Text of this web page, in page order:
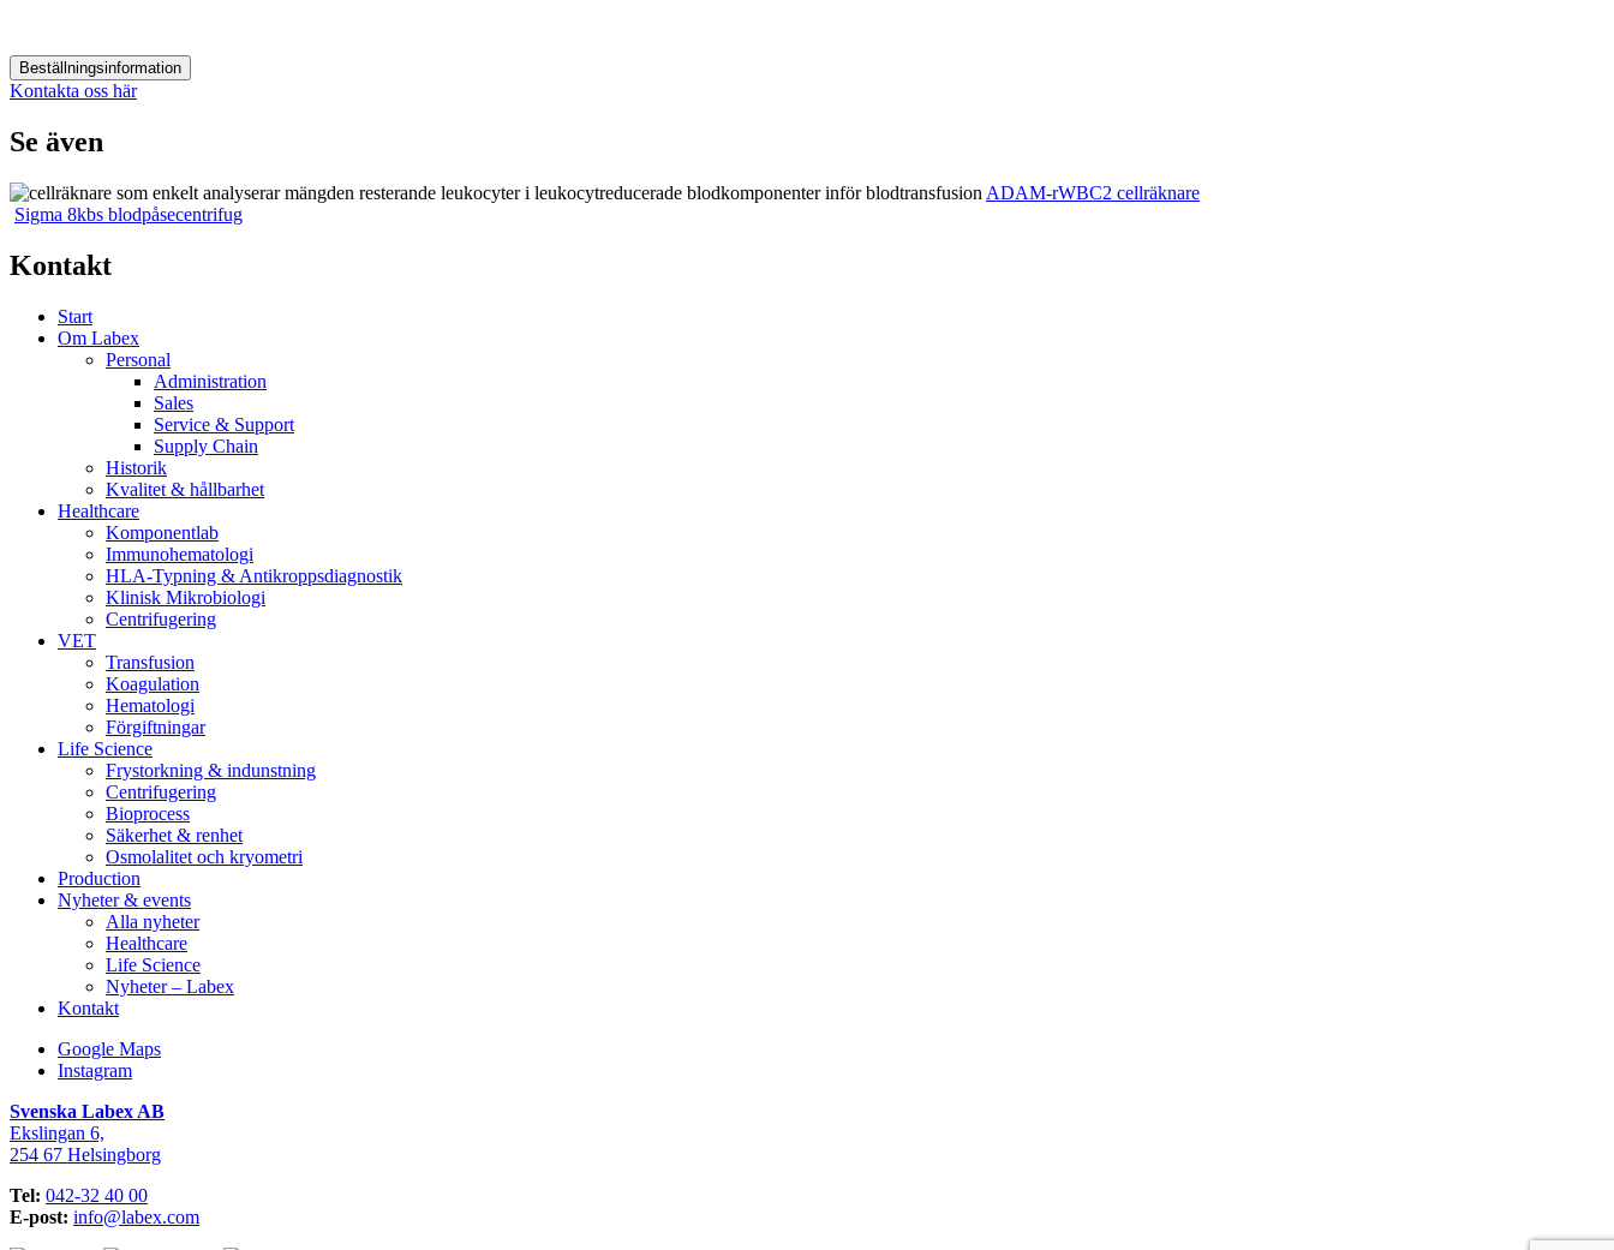
Beställningsinformation
Kontakta oss här
Se även
ADAM-rWBC2 cellräknare
Sigma 8kbs blodpåsecentrifug
Kontakt
Start
Om Labex
Personal
Administration
Sales
Service & Support
Supply Chain
Historik
Kvalitet & hållbarhet
Healthcare
Komponentlab
Immunohematologi
HLA-Typning & Antikroppsdiagnostik
Klinisk Mikrobiologi
Centrifugering
VET
Transfusion
Koagulation
Hematologi
Förgiftningar
Life Science
Frystorkning & indunstning
Centrifugering
Bioprocess
Säkerhet & renhet
Osmolalitet och kryometri
Production
Nyheter & events
Alla nyheter
Healthcare
Life Science
Nyheter – Labex
Kontakt
Google Maps
Instagram
Svenska Labex AB
Ekslingan 6,
254 67 Helsingborg
Tel: 042-32 40 00
E-post: info@labex.com